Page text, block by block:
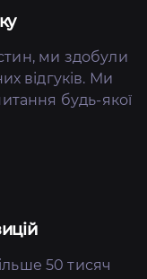
ми здобули
відгуків. Ми
будь-якої
50 тисяч